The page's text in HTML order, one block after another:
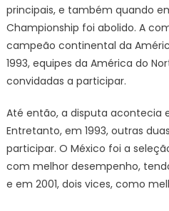
principais, e também quando
Championship foi abolido. A
campeão continental da
1993, equipes da América do
convidadas a participar.
Até então, a disputa acontecia
Entretanto, em 1993, outras
participar. O México foi a
com melhor desempenho,
e em 2001, dois vices, como